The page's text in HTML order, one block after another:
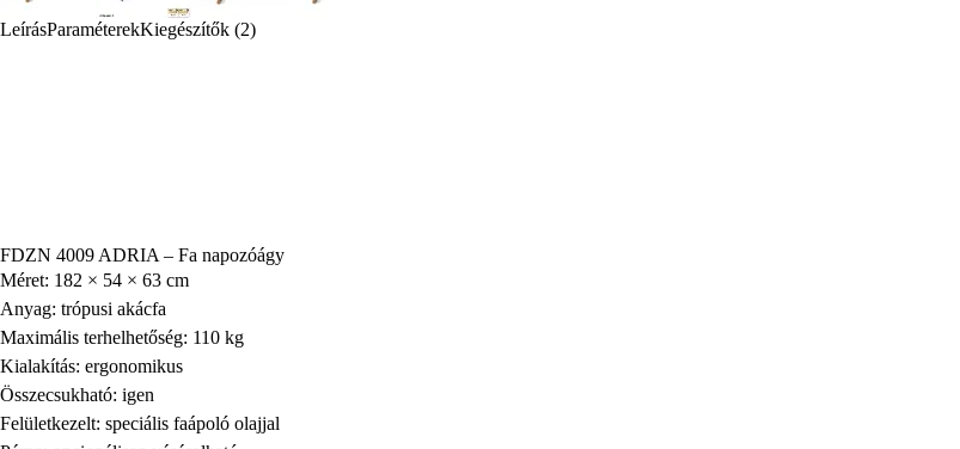
LeírásParaméterekKiegészítők (2)
FDZN 4009 ADRIA – Fa napozóágy
Méret: 182 × 54 × 63 cm
Anyag: trópusi akácfa
Maximális terhelhetőség: 110 kg
Kialakítás: ergonomikus
Összecsukható: igen
Felületkezelt: speciális faápoló olajjal